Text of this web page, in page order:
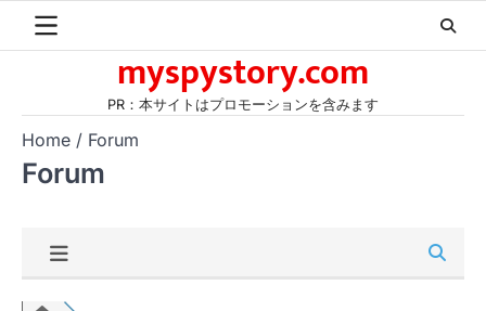
myspystory.com
PR：本サイトはプロモーションを含みます
Home Forum
Forum